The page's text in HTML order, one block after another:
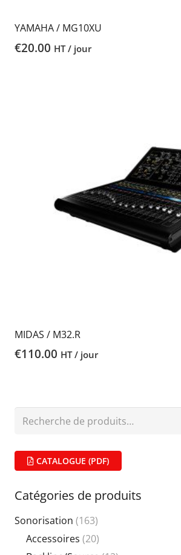
YAMAHA / MG10XU
€20.00 HT / jour
MIDAS / M32.R
€110.00 HT / jour
Recherche
CATALOGUE (PDF)
Catégories de produits
Sonorisation (163)
Accessoires (20)